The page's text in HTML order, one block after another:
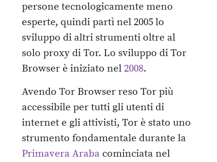
persone tecnologicamente meno
esperte, quindi partì nel 2005 lo
sviluppo di altri strumenti oltre al
solo proxy di Tor. Lo sviluppo di Tor
Browser è iniziato nel 2008.
Avendo Tor Browser reso Tor più
accessibile per tutti gli utenti di
internet e gli attivisti, Tor è stato uno
strumento fondamentale durante la
Primavera Araba cominciata nel